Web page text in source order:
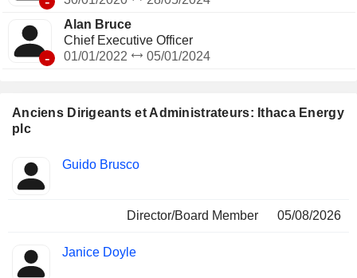
Anciens Dirigeants et Administrateurs: Ithaca Energy
plc
Insider
Fonctions
Guido Brusco
Director/Board Member 05/08/2026
Janice Doyle
-
Alan Bruce
Chief Executive Officer
01/01/2022
05/01/2024